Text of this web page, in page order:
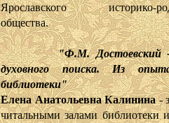
Ярославского историко-
общества.
"Ф.М. Достоевский
духовного поиска. Из
библиотеки"
Елена Анатольевна Калинина-
читальными залами